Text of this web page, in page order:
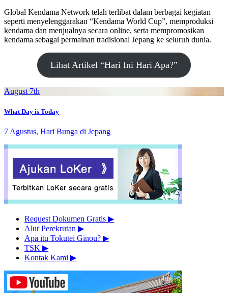
Global Kendama Network telah terlibat dalam berbagai kegiatan
seperti menyelenggarakan “Kendama World Cup”, memproduksi
kendama dan menjualnya secara online, serta mempromosikan
kendama sebagai permainan tradisional Jepang ke seluruh dunia.
Lihat Artikel “Hari Ini Hari Apa?”
August 7th
What Day is Today
7 Agustus, Hari Bunga di Jepang
Request Dokumen Gratis ▶︎
Alur Perekrutan ▶︎
Apa itu Tokutei Ginou? ▶︎
TSK ▶︎
Kontak Kami ▶︎